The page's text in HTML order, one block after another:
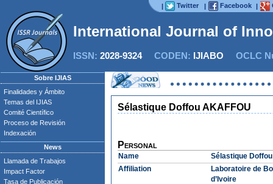
| Twitter | Facebook |
International Journal of
ISSN: 2028-9324CODEN: IJIABO OCLC
Sobre IJIAS
Finalidades y Ámbito
Temas del IJIAS
Comité Científico
Proceso de Revisión
Indexación
News
Llamada de Trabajos
Impact Factor
Tasa de Publicación
Sélastique Doffou AKAFFOU
Personal
Name
Sélastique
Affiliation
Laboratoire de
d’Ivoire